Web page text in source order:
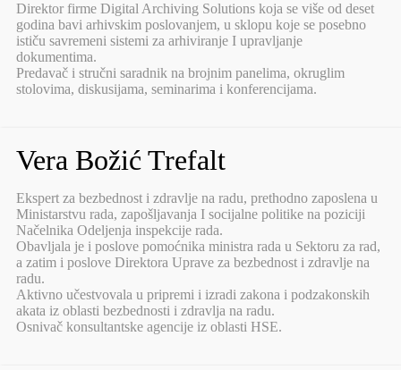
Direktor firme Digital Archiving Solutions koja se više od deset
godina bavi arhivskim poslovanjem, u sklopu koje se posebno
ističu savremeni sistemi za arhiviranje I upravljanje
dokumentima.
Predavač i stručni saradnik na brojnim panelima, okruglim
stolovima, diskusijama, seminarima i konferencijama.
Vera Božić Trefalt
Ekspert za bezbednost i zdravlje na radu, prethodno zaposlena u
Ministarstvu rada, zapošljavanja I socijalne politike na poziciji
Načelnika Odeljenja inspekcije rada.
Obavljala je i poslove pomoćnika ministra rada u Sektoru za rad,
a zatim i poslove Direktora Uprave za bezbednost i zdravlje na
radu.
Aktivno učestvovala u pripremi i izradi zakona i podzakonskih
akata iz oblasti bezbednosti i zdravlja na radu.
Osnivač konsultantske agencije iz oblasti HSE.